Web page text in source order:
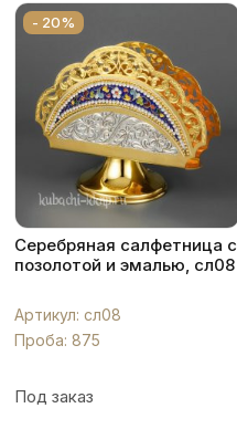
- 20%
Серебряная салфетница с
позолотой и эмалью, сл08
Артикул: сл08
Проба: 875
Под заказ